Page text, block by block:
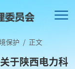
保护 / 正文
于陕西电力科